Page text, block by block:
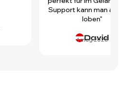
Support kann man auch
loben"
David
1 mag 2026